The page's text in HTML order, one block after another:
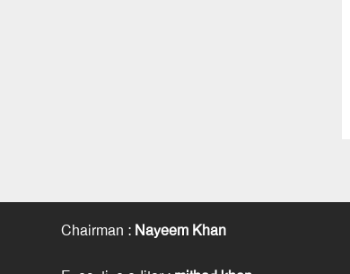
Chairman : Nayeem Khan